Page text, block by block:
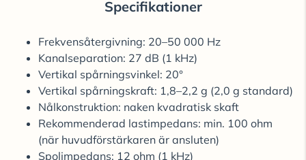
Specifikationer
Frekvensåtergivning: 20–50 000 Hz
Kanalseparation: 27 dB (1 kHz)
Vertikal spårningsvinkel: 20°
Vertikal spårningskraft: 1,8–2,2 g (2,0 g standard)
Nålkonstruktion: naken kvadratisk skaft
Rekommenderad lastimpedans: min. 100 ohm
(när huvudförstärkaren är ansluten)
Spolimpedans: 12 ohm (1 kHz)